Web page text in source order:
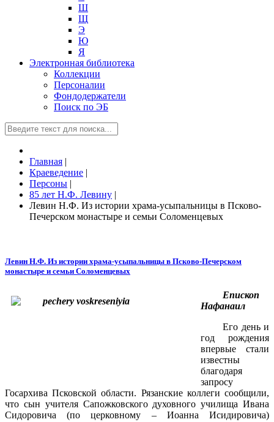
Ш
Щ
Э
Ю
Я
Электронная библиотека
Коллекции
Персоналии
Фондодержатели
Поиск по ЭБ
Главная |
Краеведение |
Персоны |
85 лет Н.Ф. Левину |
Левин Н.Ф. Из истории храма-усыпальницы в Псково-
Печерском монастыре и семьи Соломенцевых
Левин Н.Ф. Из истории храма-усыпальницы в Псково-Печерском
монастыре и семьи Соломенцевых
Епископ
Нафанаил
Его день и
год рождения
впервые стали
известны
благодаря
запросу
Госархива Псковской области. Рязанские коллеги сообщили,
что сын учителя Сапожковского духовного училища Ивана
Сидоровича (по церковному – Иоанна Исидировича)